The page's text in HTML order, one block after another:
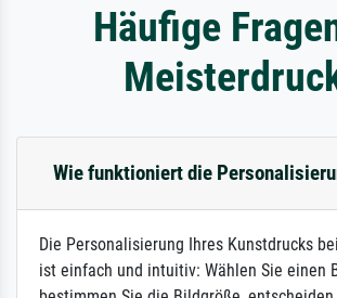
Häufige
Wie funktioniert die
Die Personalisierung Ihres Kunstdrucks
ist einfach und intuitiv: Wählen Sie einen